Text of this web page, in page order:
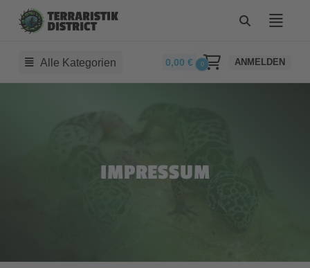
Alle Kategorien 0,00€ 0 ANMELDEN
IMPRESSUM